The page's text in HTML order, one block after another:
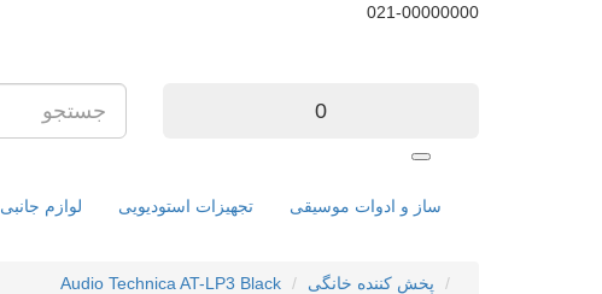
021-00000000
0
ساز و ادوات موسیقی تجهیزات استودیویی لوازم جانبی
پخش کننده خانگی Audio Technica AT-LP3 Black